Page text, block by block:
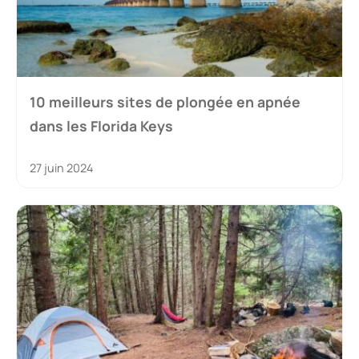
10 meilleurs sites de plongée en apnée
dans les Florida Keys
27 juin 2024